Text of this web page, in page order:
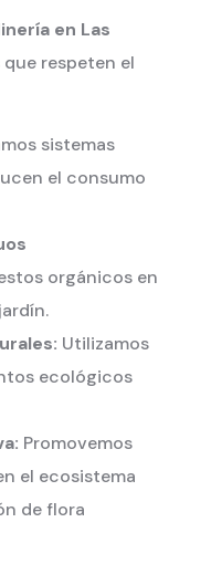
en Las
respeten el
sistemas
el consumo
orgánicos en
Utilizamos
ecológicos
Promovemos
el ecosistema
de flora